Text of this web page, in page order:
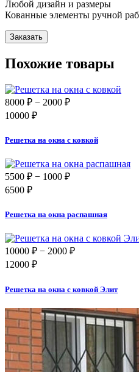
Любой дизайн и размеры
Кованные элементы ручной
Похожие товары
8000 ₽ − 2000 ₽
10000 ₽
Решетка на окна с ковкой
5500 ₽ − 1000 ₽
6500 ₽
Решетка на окна распашная
10000 ₽ − 2000 ₽
12000 ₽
Решетка на окна с ковкой Элит